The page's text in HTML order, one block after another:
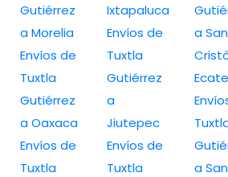
Gutiérrez
a Morelia
Envíos de
Tuxtla
Gutiérrez
a Oaxaca
Envíos de
Tuxtla
Ixtapaluca
Envíos de
Tuxtla
Gutiérrez
a
Jiutepec
Envíos de
Tuxtla
a San
a San